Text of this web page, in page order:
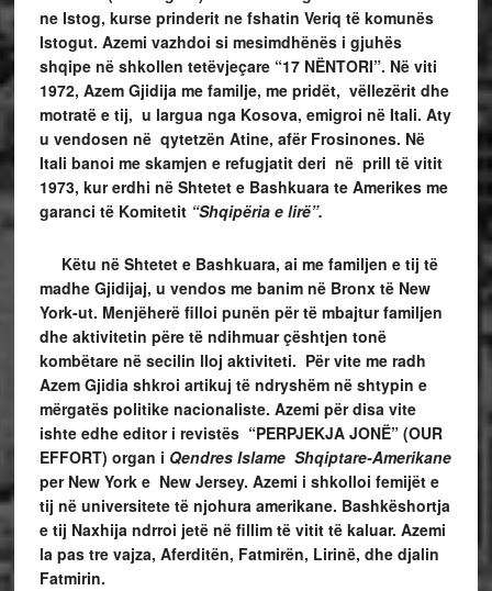
ne Istog, kurse prinderit ne fshatin Veriq të komunës
Istogut. Azemi vazhdoi si mesimdhënës i gjuhës
shqipe në shkollen tetëvjeçare “17 NËNTORI”. Në viti
1972, Azem Gjidija me familje, me pridët, vëllezërit dhe
motratë e tij, u largua nga Kosova, emigroi në Itali. Aty
u vendosen në qytetzën Atine, afër Frosinones. Në
Itali banoi me skamjen e refugjatit deri në prill të vitit
1973, kur erdhi në Shtetet e Bashkuara te Amerikes me
garanci të Komitetit “Shqipëria e lirë”.
Këtu në Shtetet e Bashkuara, ai me familjen e tij të
madhe Gjidijaj, u vendos me banim në Bronx të New
York-ut. Menjëherë filloi punën për të mbajtur familjen
dhe aktivitetin përe të ndihmuar çështjen tonë
kombëtare në secilin lloj aktiviteti. Për vite me radh
Azem Gjidia shkroi artikuj të ndryshëm në shtypin e
mërgatës politike nacionaliste. Azemi për disa vite
ishte edhe editor i revistës “PERPJEKJA JONË” (OUR
EFFORT) organ i Qendres Islame Shqiptare-Amerikane
per New York e New Jersey. Azemi i shkolloi femijët e
tij në universitete të njohura amerikane. Bashkëshortja
e tij Naxhija ndrroi jetë në fillim të vitit të kaluar. Azemi
la pas tre vajza, Aferditën, Fatmirën, Lirinë, dhe djalin
Fatmirin.